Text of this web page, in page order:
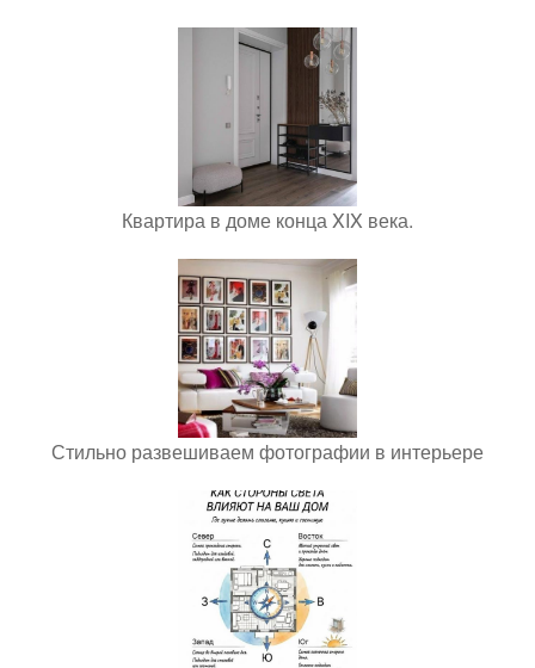
Квартира в доме конца XIX века.
Стильно развешиваем фотографии в интерьере